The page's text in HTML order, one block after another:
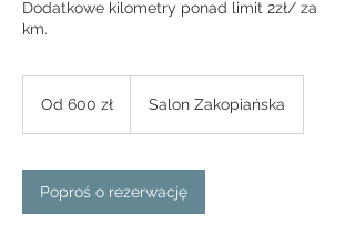
Dodatkowe kilometry ponad limit 2zł/ za
km.
złotych
Od 600 zł Salon Zakopiańska
Poproś o rezerwację